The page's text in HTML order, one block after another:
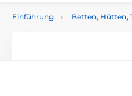
Einführung Betten, Hütten,